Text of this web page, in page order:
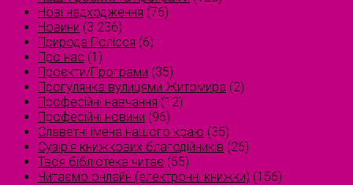
Нові надходження (76)
Новини (3 236)
Природа Полісся (6)
Про нас (1)
Проєкти/Програми (35)
Прогулянка вулицями Житомира (2)
Професійні навчання (12)
Професійні новини (96)
Славетні імена нашого краю (35)
Сузірʼя книжкових благодійників (26)
Твоя бібліотека читає (55)
Читаємо онлайн (електронні книжки) (156)